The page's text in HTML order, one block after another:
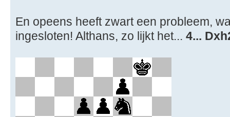
En opeens heeft zwart een probleem,
ingesloten! Althans, zo lijkt het... 4...